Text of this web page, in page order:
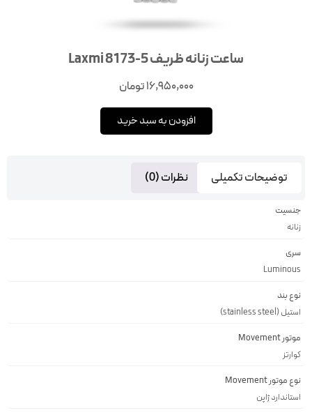
ساعت زنانه ظریف Laxmi 8173-5
16,950,000تومان
افزودن به سبد خرید
توضیحات تکمیلی نظرات (0)
جنسیت
زنانه
سری
Luminous
نوع بند
استیل (stainless steel)
موتور Movement
کوارتز
نوع موتور Movement
استاندارد ژاپن